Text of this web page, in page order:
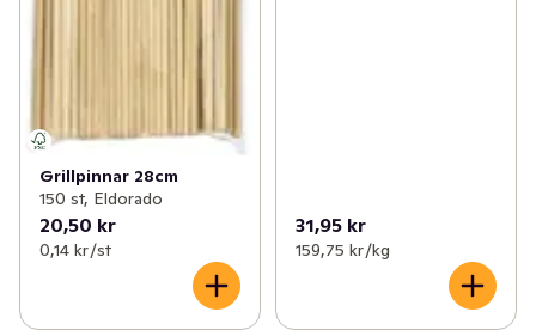
Grillpinnar 28cm
150 st, Eldorado
20,50 kr
0,14 kr /st
31,95 kr
159,75 kr /kg